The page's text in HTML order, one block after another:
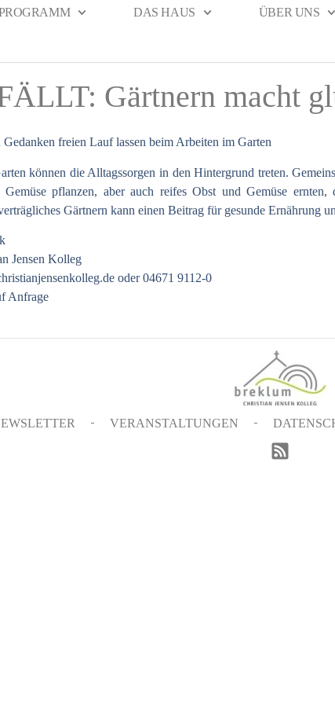
DAS HAUS ÜBER UNS
Gärtnern macht
Gedanken freien Lauf lassen beim Arbeiten im Garten
können die Alltagssorgen in den Hintergrund treten.
Gemüse pflanzen, aber auch reifes Obst und Gemüse
Gärtnern kann einen Beitrag für gesunde Ernährung
Jensen Kolleg
oder 04671 9112-0
Anfrage
VERANSTALTUNGEN